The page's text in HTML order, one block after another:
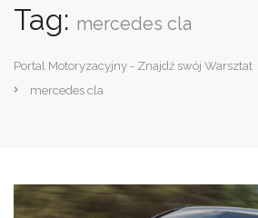
Tag: mercedes cla
Portal Motoryzacyjny - Znajdź swój Warsztat
mercedes cla